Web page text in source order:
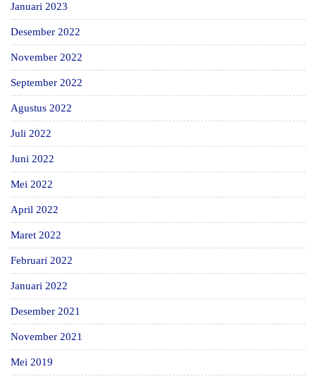
Januari 2023
Desember 2022
November 2022
September 2022
Agustus 2022
Juli 2022
Juni 2022
Mei 2022
April 2022
Maret 2022
Februari 2022
Januari 2022
Desember 2021
November 2021
Mei 2019